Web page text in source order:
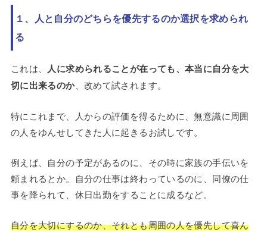
１、人と自分のどちらを優先するのか選択を求められ
る
これは、 人に求められることが在っても、本当に自分を大
切に出来るのか、改めて試されます。
特にこれまで、人からの評価を得るために、無意識に周囲
の人をゆんせしてきた人に起きるお試しです。
例えば、自分の予定があるのに、その時に家族の手伝いを
頼まれるとか。自分の仕事は終わっているのに、同僚の仕
事を降られて、休日出勤をすることに成るなど。
自分を大切にするのか、それとも周囲の人を優先して喜ん